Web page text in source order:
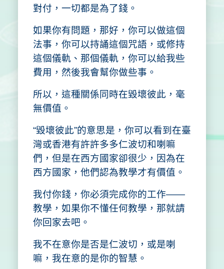
對付，一切都是為了錢。
如果你有問題，那好，你可以做這個
法事，你可以持誦這個咒語，或修持
這個儀軌、那個儀軌，你可以給我些
費用，然後我會幫你做些事。
所以，這種關係同時在毀壞彼此，毫
無價值。
“毀壞彼此”的意思是，你可以看到在臺
灣或香港有許許多多仁波切和喇嘛
們，但是在西方國家卻很少，因為在
西方國家，他們認為教學才有價值。
我付你錢，你必須完成你的工作——
教學，如果你不懂任何教學，那就請
你回家去吧。
我不在意你是否是仁波切，或是喇
嘛，我在意的是你的智慧。